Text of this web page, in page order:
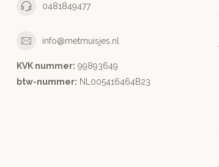
0481849477
info@metmuisjes.nl
KVK nummer: 99893649
btw-nummer: NL005416464B23